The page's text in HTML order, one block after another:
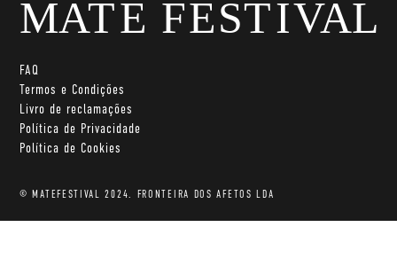
FAQ
Termos e Condições
Livro de reclamações
Política de Privacidade
Política de Cookies
© MATEFESTIVAL 2024. FRONTEIRA DOS AFETOS LDA